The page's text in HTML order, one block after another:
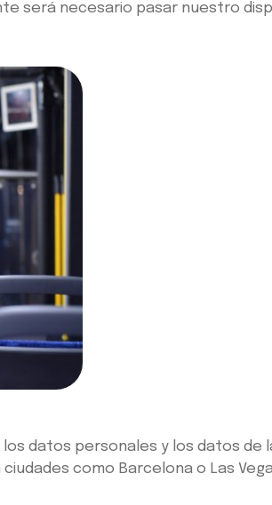
será necesario pasar nuestro
datos personales y los datos de
como Barcelona o Las